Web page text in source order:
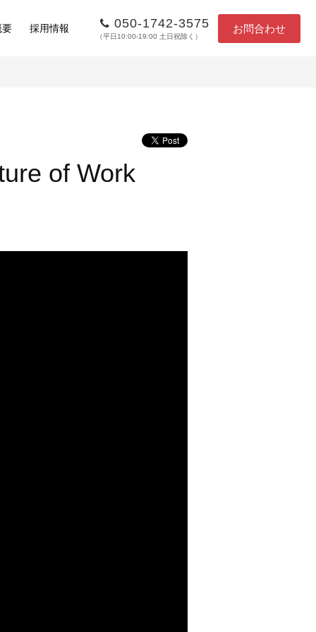
要 採用情報 050-1742-3575
（平日10:00-19:00 土日祝除く）
お問合わせ
of Work